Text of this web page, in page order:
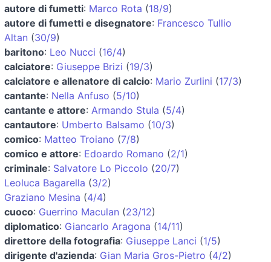
autore di fumetti: Marco Rota (18/9)
autore di fumetti e disegnatore: Francesco Tullio
Altan (30/9)
baritono: Leo Nucci (16/4)
calciatore: Giuseppe Brizi (19/3)
calciatore e allenatore di calcio: Mario Zurlini (17/3)
cantante: Nella Anfuso (5/10)
cantante e attore: Armando Stula (5/4)
cantautore: Umberto Balsamo (10/3)
comico: Matteo Troiano (7/8)
comico e attore: Edoardo Romano (2/1)
criminale: Salvatore Lo Piccolo (20/7)
Leoluca Bagarella (3/2)
Graziano Mesina (4/4)
cuoco: Guerrino Maculan (23/12)
diplomatico: Giancarlo Aragona (14/11)
direttore della fotografia: Giuseppe Lanci (1/5)
dirigente d'azienda: Gian Maria Gros-Pietro (4/2)